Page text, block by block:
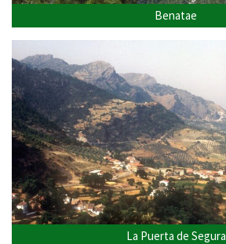
Benatae
La Puerta de Segura